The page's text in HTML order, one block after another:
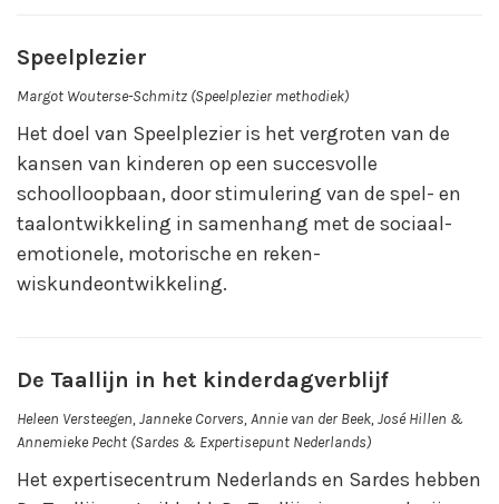
Speelplezier
Margot Wouterse-Schmitz (Speelplezier methodiek)
Het doel van Speelplezier is het vergroten van de
kansen van kinderen op een succesvolle
schoolloopbaan, door stimulering van de spel- en
taalontwikkeling in samenhang met de sociaal-
emotionele, motorische en reken-
wiskundeontwikkeling.
De Taallijn in het kinderdagverblijf
Heleen Versteegen, Janneke Corvers, Annie van der Beek, José Hillen &
Annemieke Pecht (Sardes & Expertisepunt Nederlands)
Het expertisecentrum Nederlands en Sardes hebben